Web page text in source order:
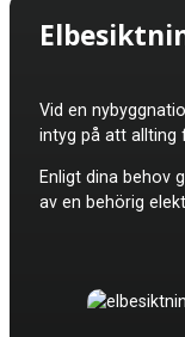
Vid en
intyg på att allting
Enligt dina behov
av en behörig